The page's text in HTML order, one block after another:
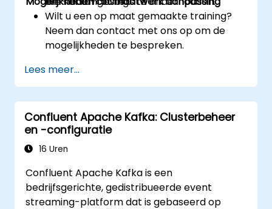
Wilt u een op maat gemaakte training?
Neem dan contact met ons op om de
mogelijkheden te bespreken.
Lees meer...
Confluent Apache Kafka: Clusterbeheer
en -configuratie
16 Uren
Confluent Apache Kafka is een
bedrijfsgerichte, gedistribueerde event
streaming-platform dat is gebaseerd op